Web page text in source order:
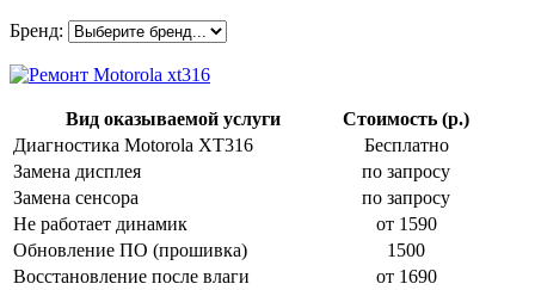
Бренд:
Вид оказываемой услуги
Стоимость (р.)
Диагностика Motorola XT316
Бесплатно
Замена дисплея
по запросу
Замена сенсора
по запросу
Не работает динамик
от 1590
Обновление ПО (прошивка)
1500
Восстановление после влаги
от 1690